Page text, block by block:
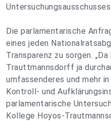
Die parlamentarische
eines jeden
Transparenz zu sorgen.
Trauttmannsdorff ja
umfassenderes und mehr
Kontroll- und
parlamentarische
Kollege Hoyos-